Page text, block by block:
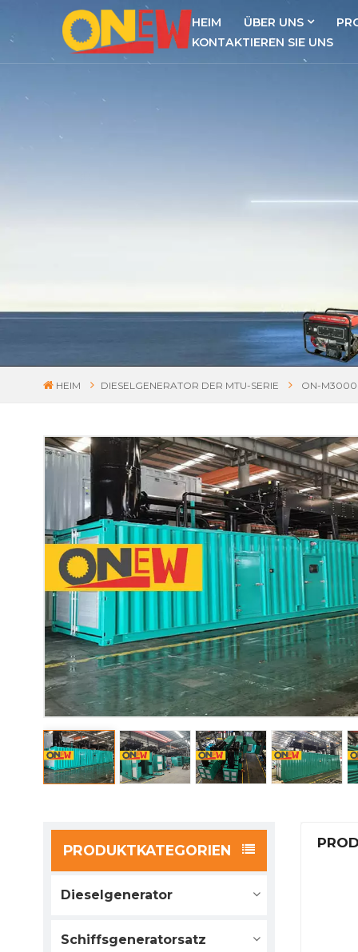
HEIM ÜBER UNS
KONTAKTIEREN SIE UNS
HEIM DIESELGENERATOR DER MTU-SERIE ON-
PRODUKTKATEGORIEN
Dieselgenerator
Schiffsgeneratorsatz